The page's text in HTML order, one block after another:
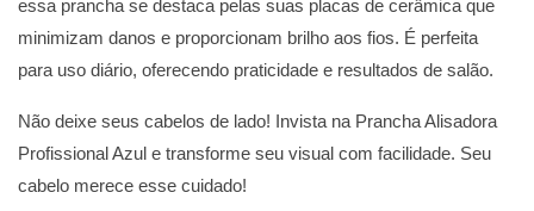
essa prancha se destaca pelas suas placas de cerâmica que
minimizam danos e proporcionam brilho aos fios. É perfeita
para uso diário, oferecendo praticidade e resultados de salão.
Não deixe seus cabelos de lado! Invista na Prancha Alisadora
Profissional Azul e transforme seu visual com facilidade. Seu
cabelo merece esse cuidado!